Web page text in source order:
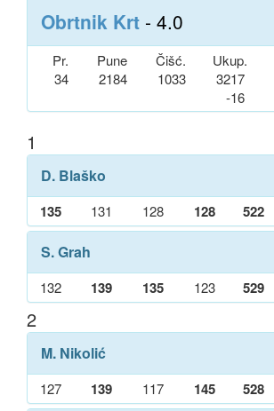
Obrtnik Krt - 4.0
Pr. Pune Čišć. Ukup.
34
2184 1033
3217
-16
1
D. Blaško
135 131 128 128 522
S. Grah
132 139 135 123 529
2
M. Nikolić
127 139 117 145 528